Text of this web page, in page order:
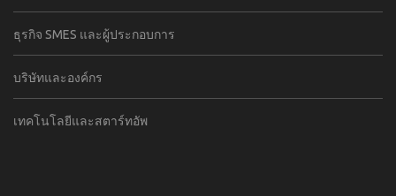
ธุรกิจ SMES และผู้ประกอบการ
บริษัทและองค์กร
เทคโนโลยีและสตาร์ทอัพ